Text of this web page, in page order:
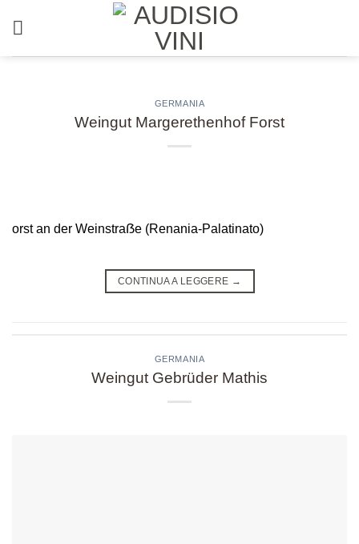
GERMANIA
Weingut Margerethenhof Forst
orst an der Weinstraẞe (Renania-Palatinato)
CONTINUA A LEGGERE →
GERMANIA
Weingut Gebrüder Mathis